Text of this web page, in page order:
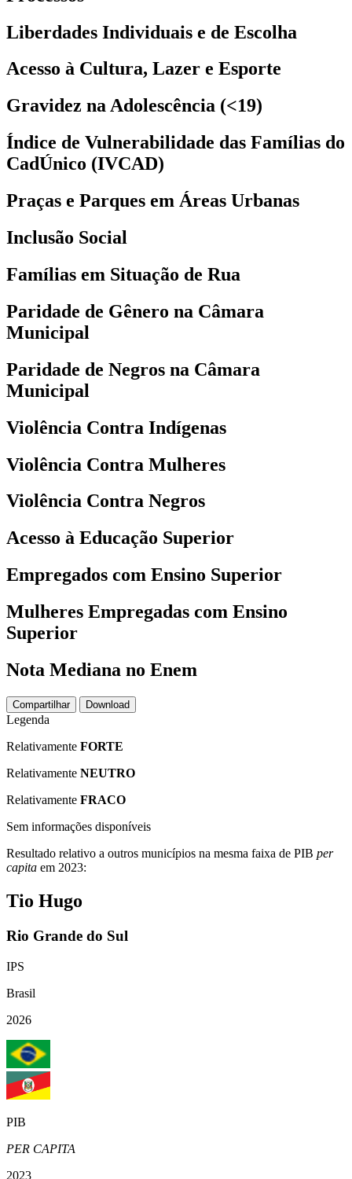
Liberdades Individuais e de Escolha
Acesso à Cultura, Lazer e Esporte
Gravidez na Adolescência (<19)
Índice de Vulnerabilidade das Famílias do
CadÚnico (IVCAD)
Praças e Parques em Áreas Urbanas
Inclusão Social
Famílias em Situação de Rua
Paridade de Gênero na Câmara
Municipal
Paridade de Negros na Câmara
Municipal
Violência Contra Indígenas
Violência Contra Mulheres
Violência Contra Negros
Acesso à Educação Superior
Empregados com Ensino Superior
Mulheres Empregadas com Ensino
Superior
Nota Mediana no Enem
Compartilhar Download
Legenda
Relativamente FORTE
Relativamente NEUTRO
Relativamente FRACO
Sem informações disponíveis
Resultado relativo a outros municípios na mesma faixa de PIB per
capita em 2023:
Tio Hugo
Rio Grande do Sul
IPS
Brasil
2026
PIB
PER CAPITA
2023